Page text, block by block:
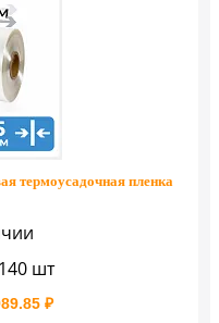
термоусадочная пленка
шт
₽